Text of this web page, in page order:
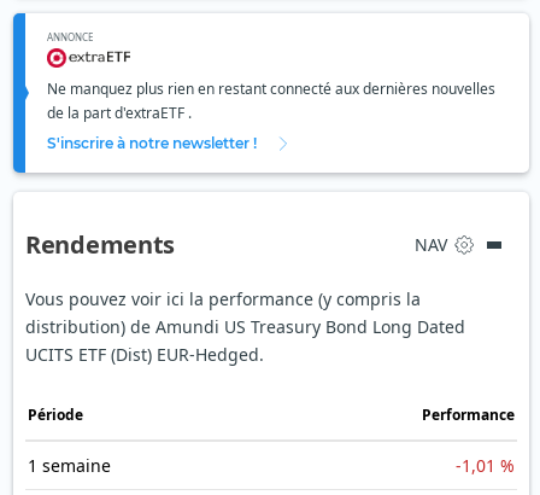
ANNONCE
Ne manquez plus rien en restant connecté aux dernières nouvelles
de la part d'extraETF .
S'inscrire à notre newsletter !
Rendements NAV
Vous pouvez voir ici la performance (y compris la
distribution) de Amundi US Treasury Bond Long Dated
UCITS ETF (Dist) EUR-Hedged.
Période Performance
1 semaine -1,01 %